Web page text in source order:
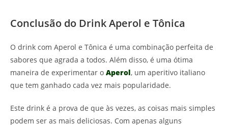
Conclusão do Drink Aperol e Tônica
O drink com Aperol e Tônica é uma combinação perfeita de
sabores que agrada a todos. Além disso, é uma ótima
maneira de experimentar o Aperol, um aperitivo italiano
que tem ganhado cada vez mais popularidade.
Este drink é a prova de que às vezes, as coisas mais simples
podem ser as mais deliciosas. Com apenas alguns